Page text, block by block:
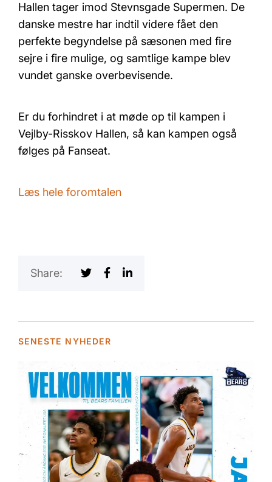
Hallen tager imod Stevnsgade Supermen. De
danske mestre har indtil videre fået den
perfekte begyndelse på sæsonen med fire
sejre i fire mulige, og samtlige kampe blev
vundet ganske overbevisende.
Er du forhindret i at møde op til kampen i
Vejlby-Risskov Hallen, så kan kampen også
følges på Fanseat.
Læs hele foromtalen
Share:
SENESTE NYHEDER